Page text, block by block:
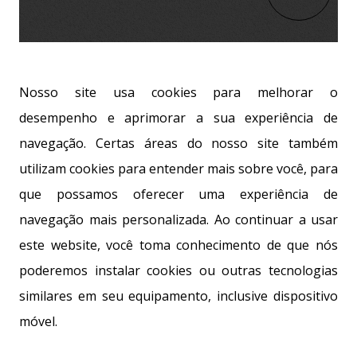
Nosso site usa cookies para melhorar o
desempenho e aprimorar a sua experiência de
navegação. Certas áreas do nosso site também
utilizam cookies para entender mais sobre você, para
que possamos oferecer uma experiência de
navegação mais personalizada. Ao continuar a usar
este website, você toma conhecimento de que nós
poderemos instalar cookies ou outras tecnologias
similares em seu equipamento, inclusive dispositivo
móvel.